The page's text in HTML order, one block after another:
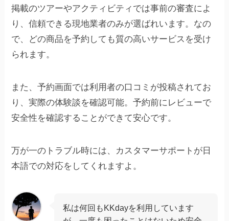
掲載のツアーやアクティビティでは事前の審査によ
り、信頼できる現地業者のみが選ばれいます。なの
で、どの商品を予約しても質の高いサービスを受け
られます。
また、予約画面では利用者の口コミが投稿されてお
り、実際の体験談を確認可能。予約前にレビューで
安全性を確認することができて安心です。
万が一のトラブル時には、カスタマーサポートが日
本語での対応をしてくれますよ。
私は何回もKKdayを利用しています